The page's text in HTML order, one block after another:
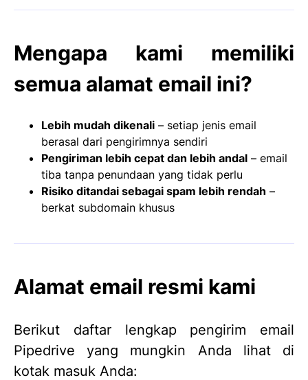
Mengapa kami memiliki
semua alamat email ini?
Lebih mudah dikenali – setiap jenis email
berasal dari pengirimnya sendiri
Pengiriman lebih cepat dan lebih andal – email
tiba tanpa penundaan yang tidak perlu
Risiko ditandai sebagai spam lebih rendah –
berkat subdomain khusus
Alamat email resmi kami
Berikut daftar lengkap pengirim email
Pipedrive yang mungkin Anda lihat di
kotak masuk Anda: